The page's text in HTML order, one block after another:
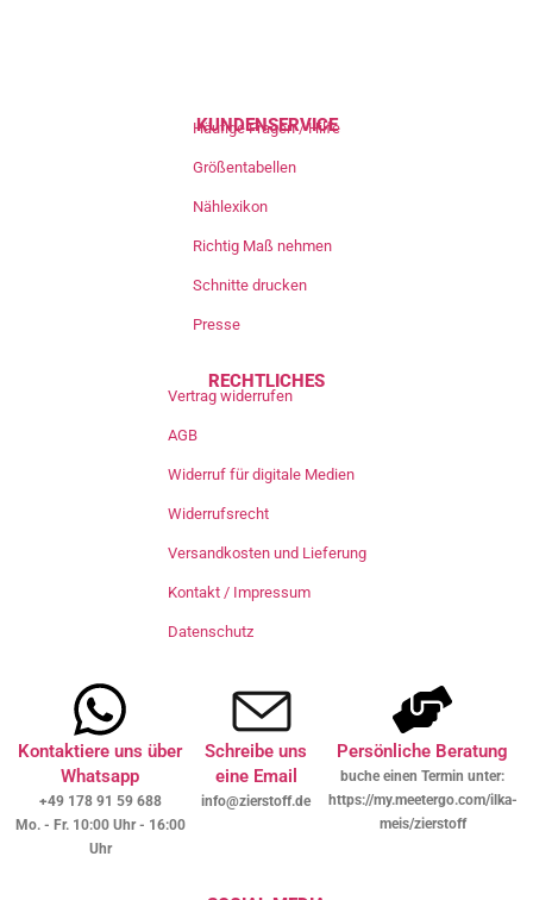
KUNDENSERVICE
Häufige Fragen / Hilfe
Größentabellen
Nählexikon
Richtig Maß nehmen
Schnitte drucken
Presse
RECHTLICHES
Vertrag widerrufen
AGB
Widerruf für digitale Medien
Widerrufsrecht
Versandkosten und Lieferung
Kontakt / Impressum
Datenschutz
Kontaktiere uns über
Whatsapp
+49 178 91 59 688
Mo. - Fr. 10:00 Uhr - 16:00
Uhr
Schreibe uns
eine Email
info@zierstoff.de
Persönliche Beratung
buche einen Termin unter:
https://my.meetergo.com/ilka-
meis/zierstoff